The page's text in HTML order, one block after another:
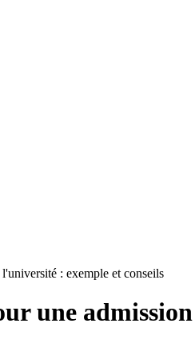
: exemple et conseils
une